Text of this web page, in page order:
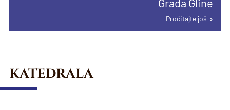
Grada Gline
Pročitajte još
proglašenju papinske manje bazilike u
Karlovcu
Pročitajte još
Pročitajte još
Pročitajte još
KATEDRALA